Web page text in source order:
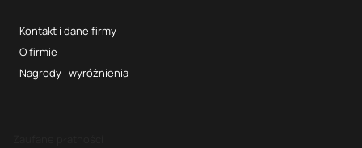
Kontakt i dane firmy
O firmie
Nagrody i wyróżnienia